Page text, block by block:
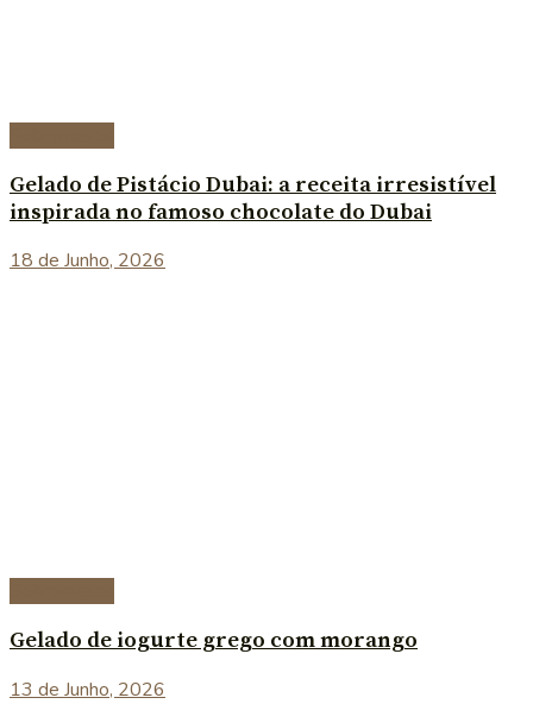
Gelado de Pistácio Dubai: a receita irresistível
inspirada no famoso chocolate do Dubai
18 de Junho, 2026
Gelado de iogurte grego com morango
13 de Junho, 2026